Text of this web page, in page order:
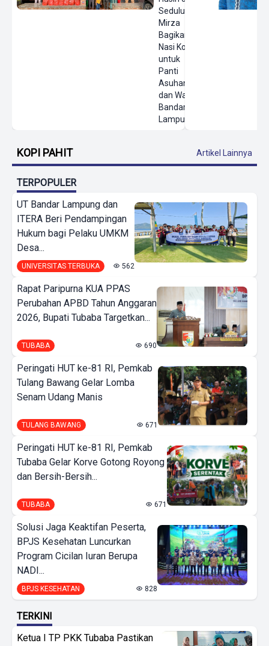
Sedulur
Mirza
Bagikan
Nasi Kotak
untuk
Panti
Asuhan
dan Warga
Bandar
Lampung
KOPI PAHIT Artikel Lainnya
TERPOPULER
UT Bandar Lampung dan
ITERA Beri Pendampingan
Hukum bagi Pelaku UMKM
Desa...
UNIVERSITAS TERBUKA 562
Rapat Paripurna KUA PPAS
Perubahan APBD Tahun Anggaran
2026, Bupati Tubaba Targetkan...
TUBABA 690
Peringati HUT ke-81 RI, Pemkab
Tulang Bawang Gelar Lomba
Senam Udang Manis
TULANG BAWANG 671
Peringati HUT ke-81 RI, Pemkab
Tubaba Gelar Korve Gotong Royong
dan Bersih-Bersih...
TUBABA 671
Solusi Jaga Keaktifan Peserta,
BPJS Kesehatan Luncurkan
Program Cicilan Iuran Berupa
NADI...
BPJS KESEHATAN 828
TERKINI
Ketua I TP PKK Tubaba Pastikan